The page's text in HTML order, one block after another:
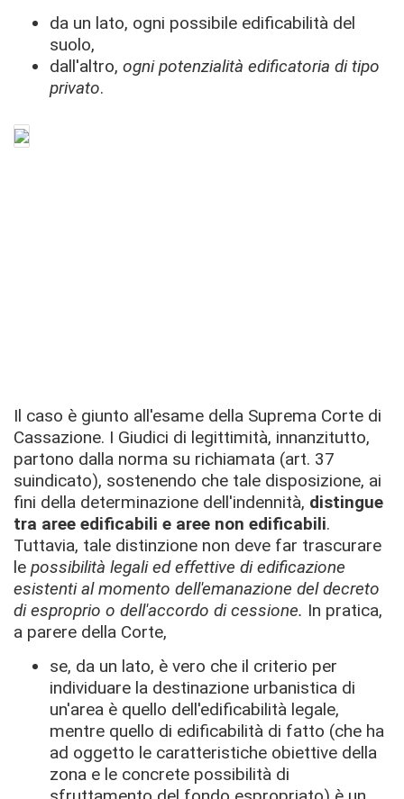
da un lato, ogni possibile edificabilità del
suolo,
dall'altro, ogni potenzialità edificatoria di tipo
privato.
Il caso è giunto all'esame della Suprema Corte di
Cassazione. I Giudici di legittimità, innanzitutto,
partono dalla norma su richiamata (art. 37
suindicato), sostenendo che tale disposizione, ai
fini della determinazione dell'indennità, distingue
tra aree edificabili e aree non edificabili.
Tuttavia, tale distinzione non deve far trascurare
le possibilità legali ed effettive di edificazione
esistenti al momento dell'emanazione del decreto
di esproprio o dell'accordo di cessione. In pratica,
a parere della Corte,
se, da un lato, è vero che il criterio per
individuare la destinazione urbanistica di
un'area è quello dell'edificabilità legale,
mentre quello di edificabilità di fatto (che ha
ad oggetto le caratteristiche obiettive della
zona e le concrete possibilità di